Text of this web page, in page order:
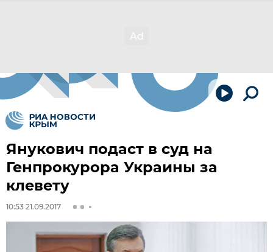
Янукович подаст в суд на
Генпрокурора Украины за
клевету
10:53 21.09.2017